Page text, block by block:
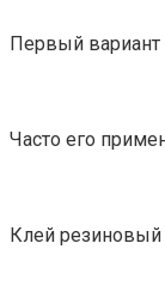
Первый вариант
Часто его
Клей резиновый